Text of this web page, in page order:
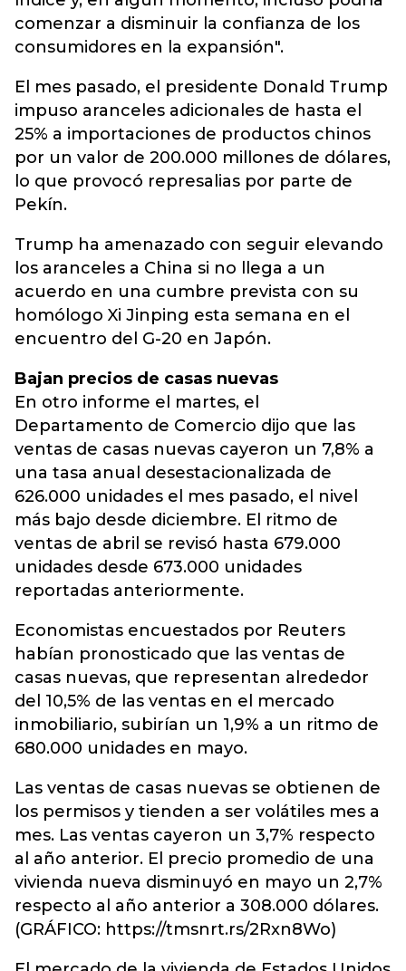
comenzar a disminuir la confianza de los
consumidores en la expansión".
El mes pasado, el presidente Donald Trump
impuso aranceles adicionales de hasta el
25% a importaciones de productos chinos
por un valor de 200.000 millones de dólares,
lo que provocó represalias por parte de
Pekín.
Trump ha amenazado con seguir elevando
los aranceles a China si no llega a un
acuerdo en una cumbre prevista con su
homólogo Xi Jinping esta semana en el
encuentro del G-20 en Japón.
Bajan precios de casas nuevas
En otro informe el martes, el
Departamento de Comercio dijo que las
ventas de casas nuevas cayeron un 7,8% a
una tasa anual desestacionalizada de
626.000 unidades el mes pasado, el nivel
más bajo desde diciembre. El ritmo de
ventas de abril se revisó hasta 679.000
unidades desde 673.000 unidades
reportadas anteriormente.
Economistas encuestados por Reuters
habían pronosticado que las ventas de
casas nuevas, que representan alrededor
del 10,5% de las ventas en el mercado
inmobiliario, subirían un 1,9% a un ritmo de
680.000 unidades en mayo.
Las ventas de casas nuevas se obtienen de
los permisos y tienden a ser volátiles mes a
mes. Las ventas cayeron un 3,7% respecto
al año anterior. El precio promedio de una
vivienda nueva disminuyó en mayo un 2,7%
respecto al año anterior a 308.000 dólares.
(GRÁFICO: https://tmsnrt.rs/2Rxn8Wo)